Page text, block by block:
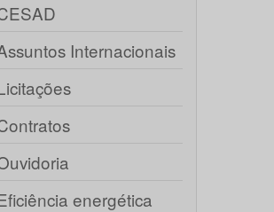
Internacionais
energética